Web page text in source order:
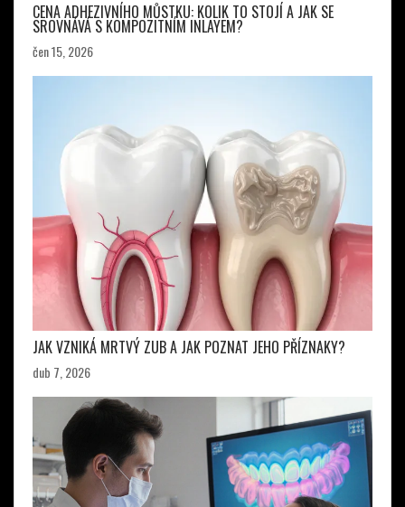
CENA ADHEZIVNÍHO MŮSTKU: KOLIK TO STOJÍ A JAK SE
SROVNÁVÁ S KOMPOZITNÍM INLAYEM?
čen 15, 2026
JAK VZNIKÁ MRTVÝ ZUB A JAK POZNAT JEHO PŘÍZNAKY?
dub 7, 2026